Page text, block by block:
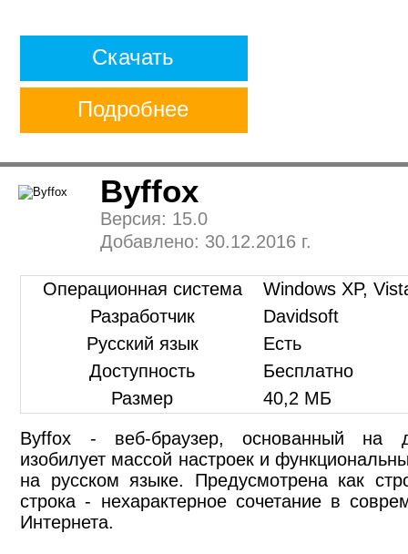
Подробнее
Скачать
Версия: 15.0
Добавлено: 30.12.2016 г.
Byffox
Byffox - веб-браузер, основанный на
изобилует массой настроек и
на русском языке. Предусмотрена как
строка - нехарактерное сочетание в
Интернета.
Операционная система
Windows XP,
Разработчик
Davidsoft
Русский язык
Есть
Доступность
Бесплатно
Размер
40,2 МБ